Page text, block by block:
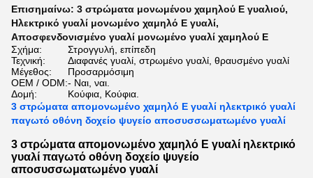
Επισημαίνω: 3 στρώματα μονωμένου χαμηλού E γυαλιού,
Ηλεκτρικό γυαλί μονωμένο χαμηλό E γυαλί,
Αποσφενδονισμένο γυαλί μονωμένο γυαλί χαμηλού E
Σχήμα:
Στρογγυλή, επίπεδη
Τεχνική:
Διαφανές γυαλί, στρωμένο γυαλί, θραυσμένο γυαλί
Μέγεθος:
Προσαρμόσιμη
OEM / ODM:- Ναι, ναι.
Δομή:
Κούφια, Κούφια.
3 στρώματα απομονωμένο χαμηλό E γυαλί ηλεκτρικό γυαλί
παγωτό οθόνη δοχείο ψυγείο αποσυσσωματωμένο γυαλί
3 στρώματα απομονωμένο χαμηλό E γυαλί ηλεκτρικό
γυαλί παγωτό οθόνη δοχείο ψυγείο
αποσυσσωματωμένο γυαλί